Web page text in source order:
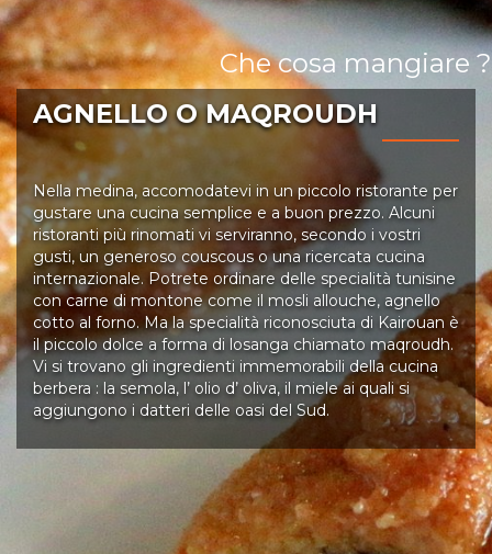
Che cosa mangiare ?
AGNELLO O MAQROUDH
Nella medina, accomodatevi in un piccolo ristorante per
gustare una cucina semplice e a buon prezzo. Alcuni
ristoranti più rinomati vi serviranno, secondo i vostri
gusti, un generoso couscous o una ricercata cucina
internazionale. Potrete ordinare delle specialità tunisine
con carne di montone come il mosli allouche, agnello
cotto al forno. Ma la specialità riconosciuta di Kairouan è
il piccolo dolce a forma di losanga chiamato maqroudh.
Vi si trovano gli ingredienti immemorabili della cucina
berbera : la semola, l’ olio d’ oliva, il miele ai quali si
aggiungono i datteri delle oasi del Sud.